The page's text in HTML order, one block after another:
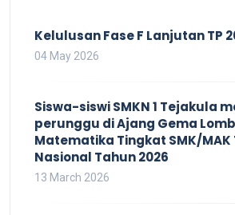
Kelulusan Fase F Lanjutan TP
04 May 2026
Siswa-siswi SMKN 1 Tejakula
perunggu di Ajang Gema
Matematika Tingkat SMK/MAK
Nasional Tahun 2026
13 March 2026